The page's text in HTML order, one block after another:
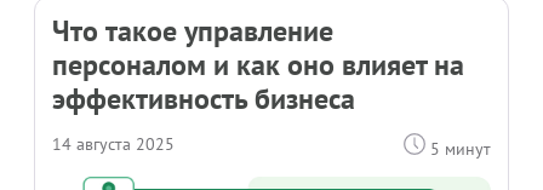
Что такое управление
персоналом и как оно влияет на
эффективность бизнеса
14 августа 2025 5 минут